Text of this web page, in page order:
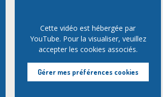
Cette vidéo est hébergée par
YouTube. Pour la visualiser, veuillez
accepter les cookies associés.
Gérer mes préférences cookies